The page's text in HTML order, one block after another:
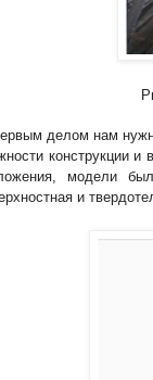
делом нам
конструкции и
модели
и